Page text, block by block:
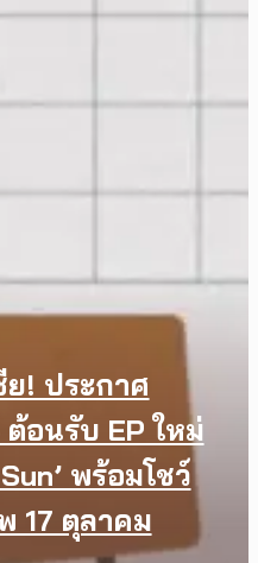
ย! ประกาศ
ต้อนรับ EP ใหม่
พร้อมโชว์
17 ตุลาคม
อายุ 12 ปีที่
Best เรื่องราว
รี่ กับ